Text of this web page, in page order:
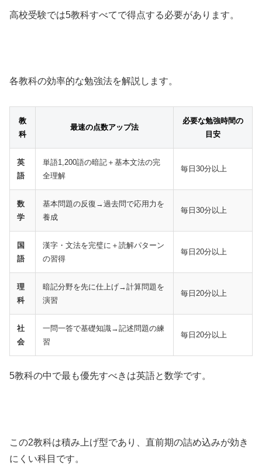
高校受験では5教科すべてで得点する必要があります。
各教科の効率的な勉強法を解説します。
教
科
最速の点数アップ法
必要な勉強時間の
目安
英
語
単語1,200語の暗記＋基本文法の完
全理解
毎日30分以上
数
学
基本問題の反復→過去問で応用力を
養成
毎日30分以上
国
語
漢字・文法を完璧に＋読解パターン
の習得
毎日20分以上
理
科
暗記分野を先に仕上げ→計算問題を
演習
毎日20分以上
社
会
一問一答で基礎知識→記述問題の練
習
毎日20分以上
5教科の中で最も優先すべきは英語と数学です。
この2教科は積み上げ型であり、直前期の詰め込みが効き
にくい科目です。